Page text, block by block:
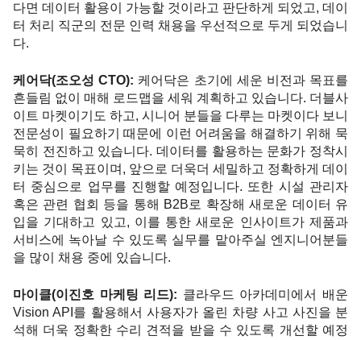
다면 데이터 활용이 가능할 것이라고 판단하게 되었고, 데이
터 처리 직군의 전문 인력 채용을 우선적으로 두게 되었습니
다.
케어닥(조오성 CTO): 케어닥은 초기에 세운 비전과 목표를
흔들림 없이 매해 로드맵을 세워 계획하고 있습니다. 더블사
이트 마켓이기도 하고, 시니어 분들을 다루는 마켓이다 보니
전문성이 필요하기 때문에 이런 어려움을 해결하기 위해 묵
묵히 전진하고 있습니다. 데이터를 활용하는 문화가 정착시
키는 것이 목표이며, 앞으로 더욱더 세밀하고 정확하게 데이
터 중심으로 업무를 진행할 예정입니다. 또한 시설 관리자
혹은 관련 협회 등을 통해 B2B로 확장해 새로운 데이터 유
입을 기대하고 있고, 이를 통한 새로운 인사이트가 제품과
서비스에 녹아날 수 있도록 실무를 맡아주실 엔지니어분들
을 많이 채용 중에 있습니다.
마이클(이진호 마케팅 리드): 클라우드 아카데미에서 배운
Vision API를 활용해서 사용자가 올린 차량 사고 사진을 분
석해 더욱 정확한 수리 견적을 받을 수 있도록 개선할 예정